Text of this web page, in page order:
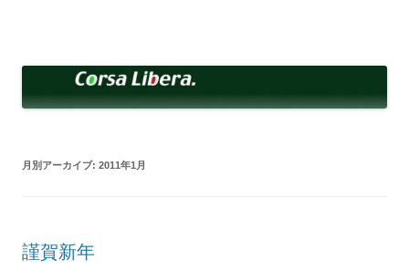
へ
ッ
月別アーカイブ: 2011年1月
謹賀新年